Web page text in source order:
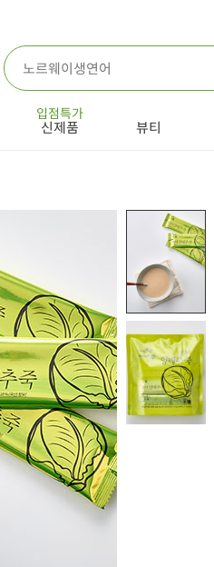
입점특가
신제품 뷰티